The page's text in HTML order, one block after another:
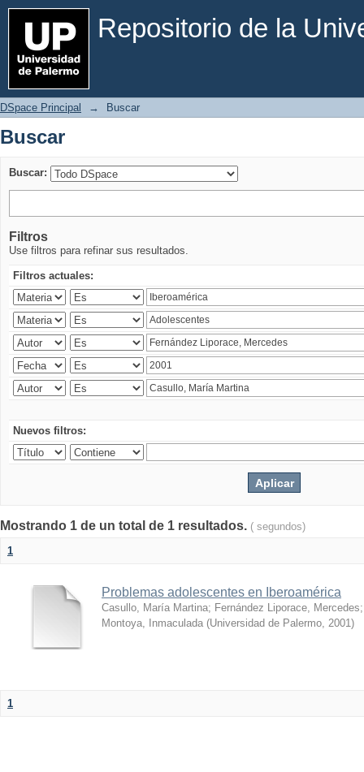
Repositorio de la
Buscar
DSpace Principal → Buscar
Buscar
Buscar:
Filtros
Use filtros para refinar sus resultados.
Filtros actuales:
Nuevos filtros:
Mostrando 1 de un total de 1 resultados. ( segundos)
1
Problemas adolescentes en Iberoamérica
Casullo, María Martina; Fernández Liporace, Mercedes
Montoya, Inmaculada (Universidad de Palermo, 2001)
1